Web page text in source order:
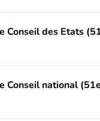
Conseil des Etats
Conseil national